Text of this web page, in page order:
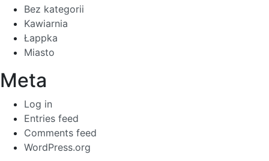
Bez kategorii
Kawiarnia
Łappka
Miasto
Meta
Log in
Entries feed
Comments feed
WordPress.org